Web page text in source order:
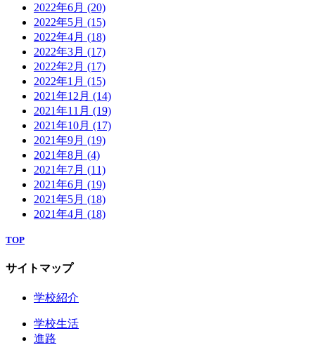
2022年6月 (20)
2022年5月 (15)
2022年4月 (18)
2022年3月 (17)
2022年2月 (17)
2022年1月 (15)
2021年12月 (14)
2021年11月 (19)
2021年10月 (17)
2021年9月 (19)
2021年8月 (4)
2021年7月 (11)
2021年6月 (19)
2021年5月 (18)
2021年4月 (18)
TOP
サイトマップ
学校紹介
学校生活
進路